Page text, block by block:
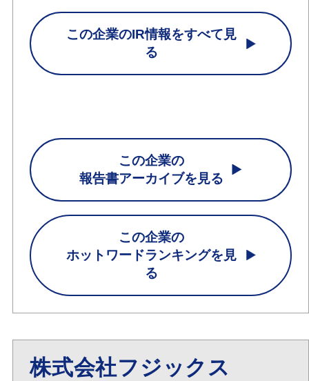
この企業のIR情報をすべて見
る
この企業の
報告書アーカイブを見る
この企業の
ホットワードランキングを見
る
株式会社フジックス